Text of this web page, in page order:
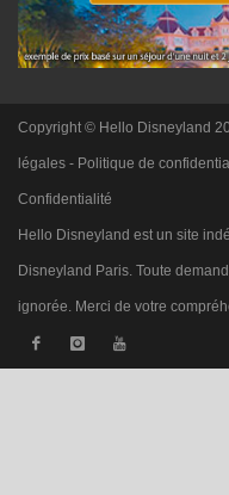
Copyright © Hello Disneyland
légales - Politique de
Confidentialité
Hello Disneyland est un site
Disneyland Paris. Toute
ignorée. Merci de votre